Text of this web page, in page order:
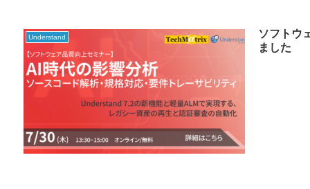
Understand
ソフトウ
ました